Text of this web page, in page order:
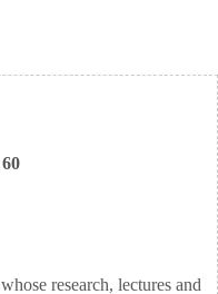
research, lectures and